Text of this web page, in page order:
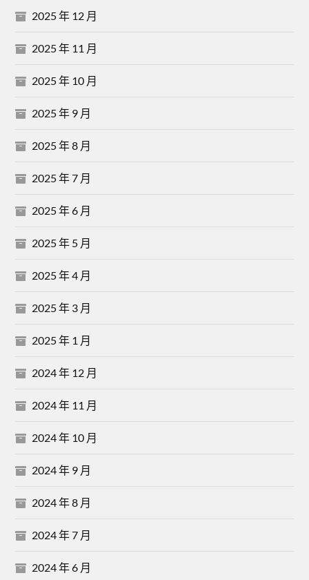
2025 年 12 月
2025 年 11 月
2025 年 10 月
2025 年 9 月
2025 年 8 月
2025 年 7 月
2025 年 6 月
2025 年 5 月
2025 年 4 月
2025 年 3 月
2025 年 1 月
2024 年 12 月
2024 年 11 月
2024 年 10 月
2024 年 9 月
2024 年 8 月
2024 年 7 月
2024 年 6 月